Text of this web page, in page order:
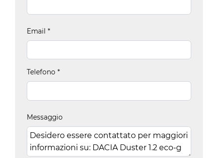
Email *
Telefono *
Messaggio